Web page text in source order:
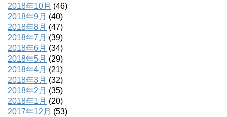
2018年10月 (46)
2018年9月 (40)
2018年8月 (47)
2018年7月 (39)
2018年6月 (34)
2018年5月 (29)
2018年4月 (21)
2018年3月 (32)
2018年2月 (35)
2018年1月 (20)
2017年12月 (53)